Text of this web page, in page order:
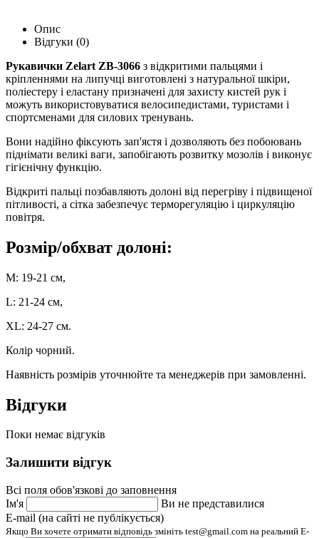
Опис
Відгуки (0)
Рукавички Zelart ZB-3066 з відкритими пальцями і
кріпленнями на липучці виготовлені з натуральної шкіри,
поліестеру і еластану призначені для захисту кистей рук і
можуть використовуватися велосипедистами, туристами і
спортсменами для силових тренувань.
Вони надійно фіксують зап'ястя і дозволяють без побоювань
піднімати великі ваги, запобігають розвитку мозолів і виконує
гігієнічну функцію.
Відкриті пальці позбавляють долоні від перегріву і підвищеної
пітливості, а сітка забезпечує терморегуляцію і циркуляцію
повітря.
Розмір/обхват долоні:
М: 19-21 см,
L: 21-24 см,
XL: 24-27 см.
Колір чорний.
Наявність розмірів уточнюйте та менеджерів при замовленні.
Відгуки
Поки немає відгуків
Залишити відгук
Всі поля обов'язкові до заповнення
Ім'я
Ви не представилися
E-mail (на сайті не публікується)
Якщо Ви хочете отримати відповідь змініть test@gmail.com на реальний E-